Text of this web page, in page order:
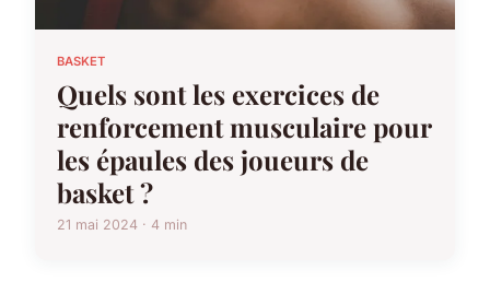
BASKET
Quels sont les exercices de
renforcement musculaire pour
les épaules des joueurs de
basket ?
21 mai 2024 · 4 min